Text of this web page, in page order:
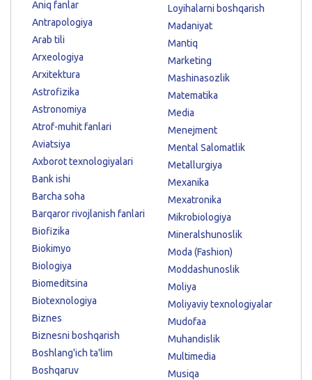
Aniq fanlar
Antrapologiya
Arab tili
Arxeologiya
Arxitektura
Astrofizika
Astronomiya
Atrof-muhit fanlari
Aviatsiya
Axborot texnologiyalari
Bank ishi
Barcha soha
Barqaror rivojlanish fanlari
Biofizika
Biokimyo
Biologiya
Biomeditsina
Biotexnologiya
Biznes
Biznesni boshqarish
Boshlang'ich ta'lim
Boshqaruv
Loyihalarni boshqarish
Madaniyat
Mantiq
Marketing
Mashinasozlik
Matematika
Media
Menejment
Mental Salomatlik
Metallurgiya
Mexanika
Mexatronika
Mikrobiologiya
Mineralshunoslik
Moda (Fashion)
Moddashunoslik
Moliya
Moliyaviy texnologiyalar
Mudofaa
Muhandislik
Multimedia
Musiqa